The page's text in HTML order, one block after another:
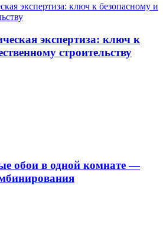
экспертиза: ключ к
строительству
обои в одной комнате —